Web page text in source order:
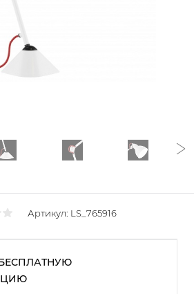
Артикул: LS_765916